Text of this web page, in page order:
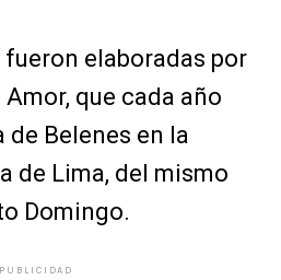
fueron elaboradas por
que cada año
de Belenes en la
de Lima, del mismo
Domingo.
PUBLICIDAD